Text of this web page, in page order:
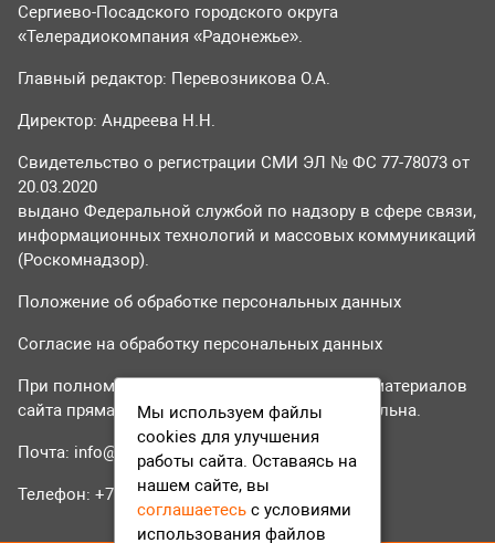
Сергиево-Посадского городского округа
«Телерадиокомпания «Радонежье».
Главный редактор: Перевозникова О.А.
Директор: Андреева Н.Н.
Свидетельство о регистрации СМИ ЭЛ № ФС 77-78073 от
20.03.2020
выдано Федеральной службой по надзору в сфере связи,
информационных технологий и массовых коммуникаций
(Роскомнадзор).
Положение об обработке персональных данных
Согласие на обработку персональных данных
При полном или частичном использовании материалов
сайта прямая гиперссылка на tvr24.tv обязательна.
Почта: info@tvr24.tv
Телефон: +7 (496) 551-04-95
Мы используем файлы
cookies для улучшения
работы сайта. Оставаясь на
нашем сайте, вы
соглашаетесь с условиями
использования файлов